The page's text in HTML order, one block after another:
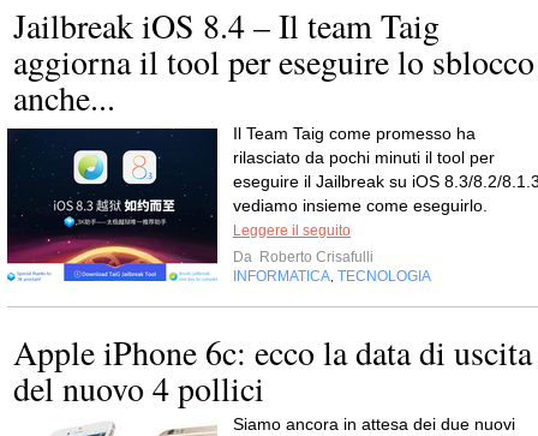
Jailbreak iOS 8.4 – Il team Taig
aggiorna il tool per eseguire lo sblocco
anche...
Il Team Taig come promesso ha
rilasciato da pochi minuti il tool per
eseguire il Jailbreak su iOS 8.3/8.2/
vediamo insieme come eseguirlo.
Leggere il seguito
Da Roberto Crisafulli
INFORMATICA TECNOLOGIA
Apple iPhone 6c: ecco la data di uscita
del nuovo 4 pollici
Siamo ancora in attesa dei due nuovi